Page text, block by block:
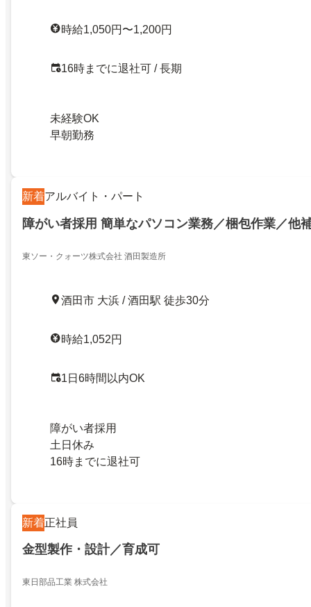
時給1,050円〜1,200円
16時までに退社可 / 長期
未経験OK
早朝勤務
新着アルバイト・パート
障がい者採用 簡単なパソコン業務／梱包作業／他
東ソー・クォーツ株式会社 酒田製造所
酒田市 大浜 / 酒田駅 徒歩30分
時給1,052円
1日6時間以内OK
障がい者採用
土日休み
16時までに退社可
新着正社員
金型製作・設計／育成可
東日部品工業 株式会社